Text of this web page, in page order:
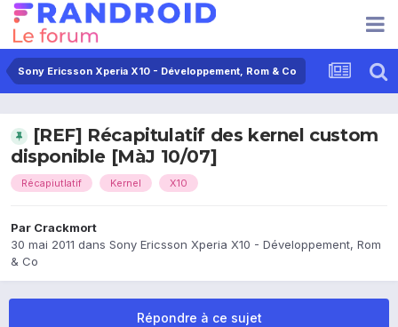
Sony Ericsson Xperia X10 - Développement, Rom & Co
[REF] Récapitulatif des kernel custom
disponible [MàJ 10/07]
Récapiutlatif Kernel X10
Par Crackmort
30 mai 2011 dans Sony Ericsson Xperia X10 - Développement, Rom
& Co
Répondre à ce sujet